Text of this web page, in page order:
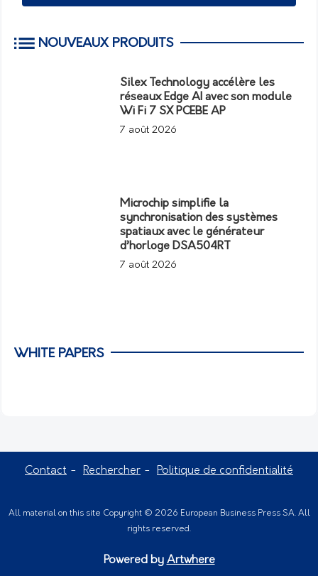
NOUVEAUX PRODUITS
Silex Technology accélère les
réseaux Edge AI avec son module
Wi Fi 7 SX PCEBE AP
7 août 2026
Microchip simplifie la
synchronisation des systèmes
spatiaux avec le générateur
d’horloge DSA504RT
7 août 2026
WHITE PAPERS
Contact Rechercher Politique de confidentialité
All material on this site Copyright © 2026 European Business Press SA. All
rights reserved.
Powered by Artwhere